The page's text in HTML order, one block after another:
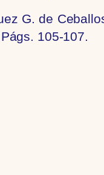
G. de
105-107.